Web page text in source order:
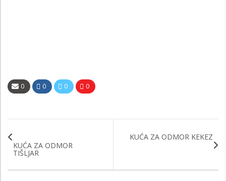
0 0 0 0
KUĆA ZA ODMOR
TIŠLJAR
KUĆA ZA ODMOR KEKEZ